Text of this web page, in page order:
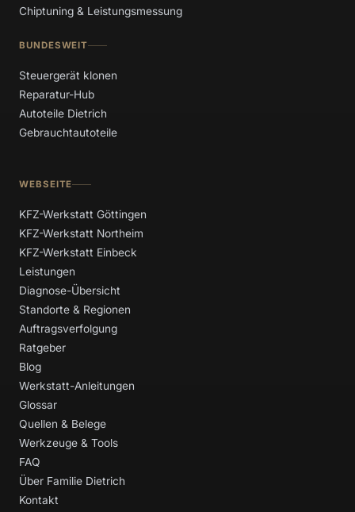
Chiptuning & Leistungsmessung
BUNDESWEIT
Steuergerät klonen
Reparatur-Hub
Autoteile Dietrich
Gebrauchtautoteile
WEBSEITE
KFZ-Werkstatt Göttingen
KFZ-Werkstatt Northeim
KFZ-Werkstatt Einbeck
Leistungen
Diagnose-Übersicht
Standorte & Regionen
Auftragsverfolgung
Ratgeber
Blog
Werkstatt-Anleitungen
Glossar
Quellen & Belege
Werkzeuge & Tools
FAQ
Über Familie Dietrich
Kontakt